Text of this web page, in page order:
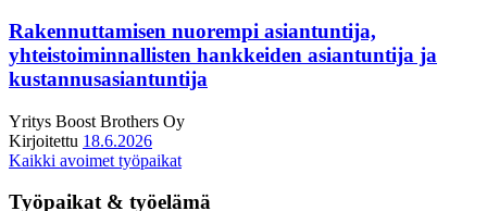
Rakennuttamisen nuorempi asiantuntija,
yhteistoiminnallisten hankkeiden asiantuntija ja
kustannusasiantuntija
Yritys Boost Brothers Oy
Kirjoitettu 18.6.2026
Kaikki avoimet työpaikat
Työpaikat & työelämä